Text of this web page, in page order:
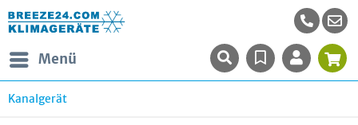
Menü
Kanalgerät